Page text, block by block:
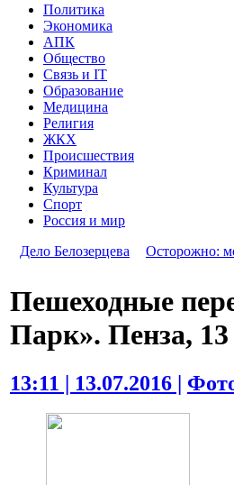
Политика
Экономика
АПК
Общество
Связь и IT
Образование
Медицина
Религия
ЖКХ
Происшествия
Криминал
Культура
Спорт
Россия и мир
Дело Белозерцева
Осторожно:
Пешеходные
Парк». Пенза, 13
13:11 | 13.07.2016 |